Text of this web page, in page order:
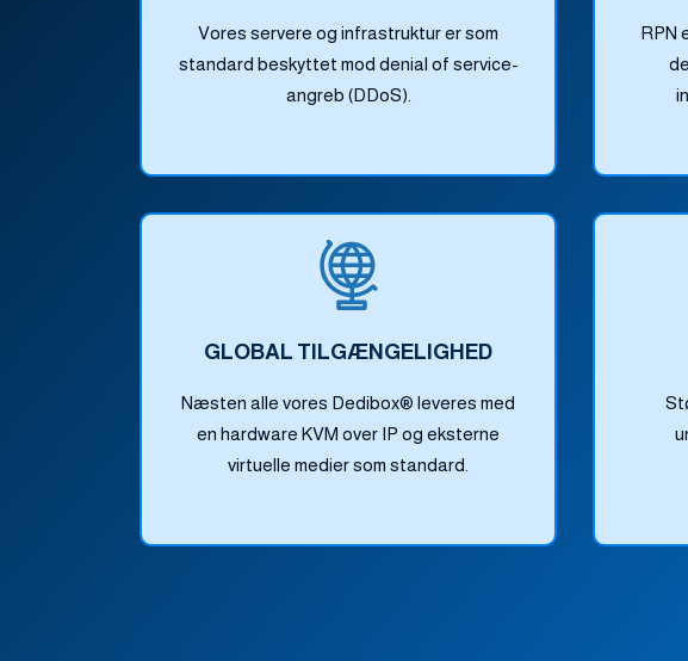
Vores servere og infrastruktur er som
standard beskyttet mod denial of service-
angreb (DDoS).
RPN
GLOBAL TILGÆNGELIGHED
Næsten alle vores Dedibox® leveres med
en hardware KVM over IP og eksterne
virtuelle medier som standard.